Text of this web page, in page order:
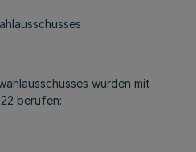
wurden mit
berufen: